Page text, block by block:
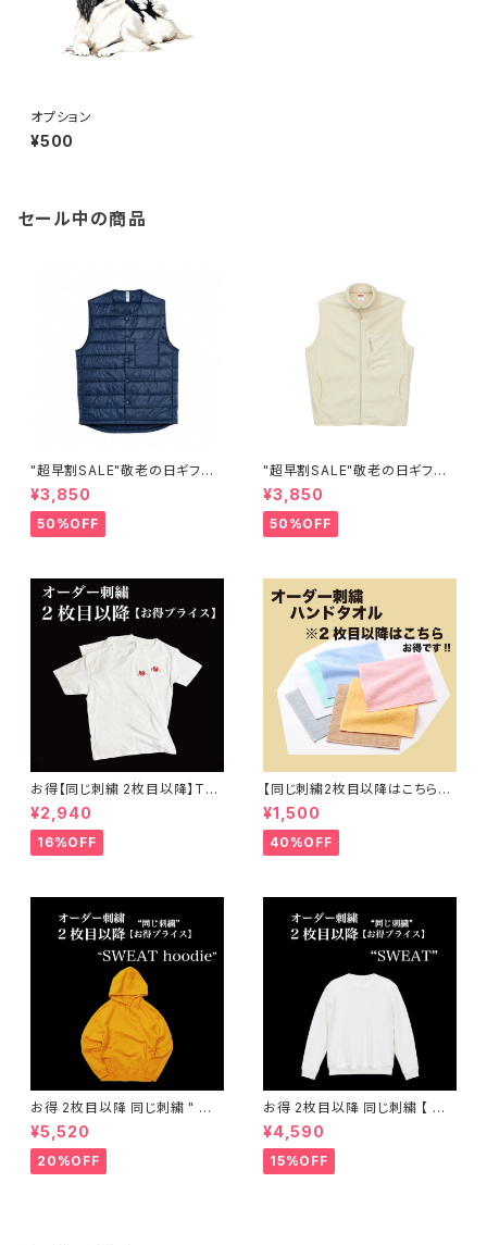
オプション
¥500
セール中の商品
"超早割SALE"敬老の日ギフト
【キルトベスト】オーダー ワンポ
イント刺繍
¥3,850
50%OFF
"超早割SALE"敬老の日ギフト
【マイクロフリース フルジップ
ベスト（一重） オーダー ワンポ
イント刺繍
¥3,850
50%OFF
お得【同じ刺繍 2枚目以降】Tシ
ャツ オーダー 刺繍 ( メンズ 、 レ
ディース ) 大人 子供
¥2,940
16%OFF
【同じ刺繍2枚目以降はこちら】
オーダー刺繍 "両面パイル"ハン
ドタオル
¥1,500
40%OFF
お得 2枚目以降 同じ刺繍 " オ
ーダー刺繍 パーカー "
¥5,520
20%OFF
お得 2枚目以降 同じ刺繍 【 オ
ーダー刺繍 クルーネックスウェ
ット 】
¥4,590
15%OFF